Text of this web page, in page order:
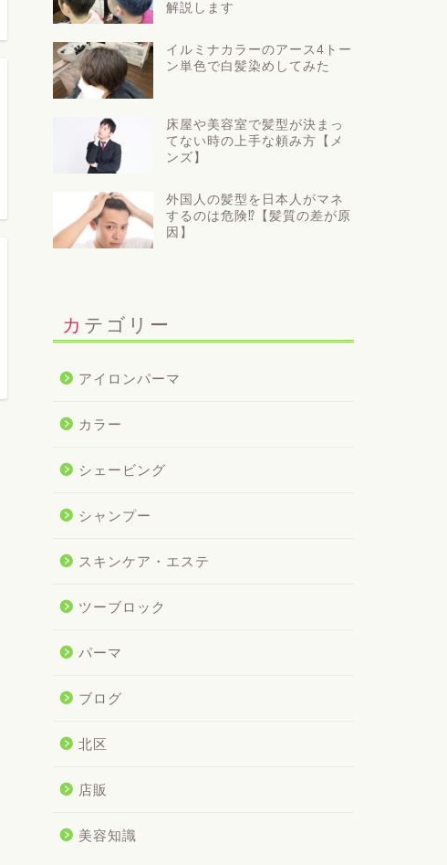
解説します
イルミナカラーのアース4トー
ン単色で白髪染めしてみた
床屋や美容室で髪型が決まっ
てない時の上手な頼み方【メ
ンズ】
外国人の髪型を日本人がマネ
するのは危険⁉【髪質の差が原
因】
カテゴリー
アイロンパーマ
カラー
シェービング
シャンプー
スキンケア・エステ
ツーブロック
パーマ
ブログ
北区
店販
美容知識